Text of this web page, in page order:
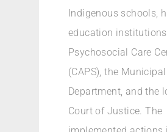
Indigenous schools,
education
Psychosocial Care
(CAPS), the
Department, and the
Court of Justice. The